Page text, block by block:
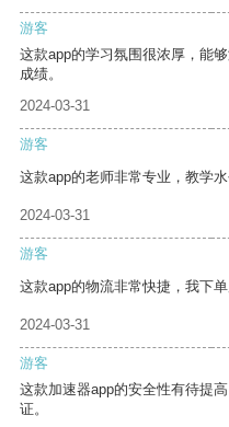
游客
这款app的学习氛围很浓厚，能
成绩。
2024-03-31
游客
这款app的老师非常专业，教学
2024-03-31
游客
这款app的物流非常快捷，我下单
2024-03-31
游客
这款加速器app的安全性有待提
证。